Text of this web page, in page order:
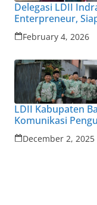
Delegasi LDII
Enterpreneur,
February 4, 2026
LDII Kabupaten
Komunikasi
Zaman
December 2, 2025